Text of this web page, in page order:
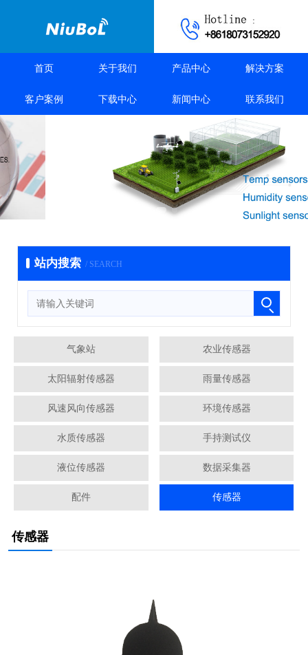
首页 关于我们 产品中心 解决方案
客户案例 下载中心 新闻中心 联系我们
站内搜索 / SEARCH
气象站 农业传感器
太阳辐射传感器 雨量传感器
风速风向传感器 环境传感器
水质传感器 手持测试仪
液位传感器 数据采集器
配件 传感器
传感器